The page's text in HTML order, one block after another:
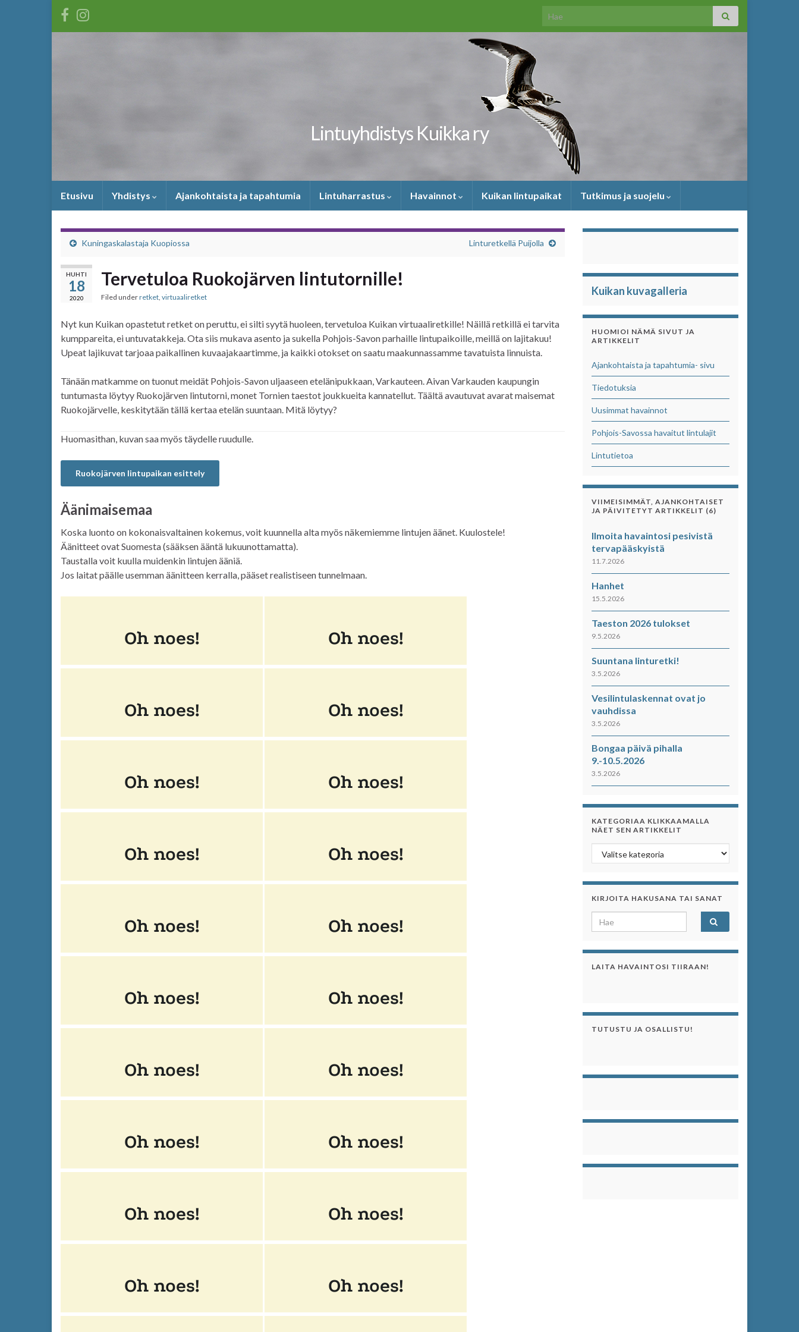
Search for:
Lintuyhdistys Kuikka ry
Etusivu Yhdistys Ajankohtaista ja tapahtumia Lintuharrastus Havainnot Kuikan lintupaikat Tutkimus ja suojelu
Kuningaskalastaja Kuopiossa Linturetkellä Puijolla
HUHTI
18
2020
Tervetuloa Ruokojärven lintutornille!
Filed underretket, virtuaaliretket
Nyt kun Kuikan opastetut retket on peruttu, ei silti syytä huoleen, tervetuloa Kuikan virtuaaliretkille! Näillä retkillä ei tarvita
kumppareita, ei untuvatakkeja. Ota siis mukava asento ja sukella Pohjois-Savon parhaille lintupaikoille, meillä on lajitakuu!
Upeat lajikuvat tarjoaa paikallinen kuvaajakaartimme, ja kaikki otokset on saatu maakunnassamme tavatuista linnuista.
Tänään matkamme on tuonut meidät Pohjois-Savon uljaaseen etelänipukkaan, Varkauteen. Aivan Varkauden kaupungin
tuntumasta löytyy Ruokojärven lintutorni, monet Tornien taestot joukkueita kannatellut. Täältä avautuvat avarat maisemat
Ruokojärvelle, keskitytään tällä kertaa etelän suuntaan. Mitä löytyy?
Huomasithan, kuvan saa myös täydelle ruudulle.
Ruokojärven lintupaikan esittely
Äänimaisemaa
Koska luonto on kokonaisvaltainen kokemus, voit kuunnella alta myös näkemiemme lintujen äänet. Kuulostele!
Äänitteet ovat Suomesta (sääksen ääntä lukuunottamatta).
Taustalla voit kuulla muidenkin lintujen ääniä.
Jos laitat päälle usemman äänitteen kerralla, pääset realistiseen tunnelmaan.
Kuikan kuvagalleria
HUOMIOI NÄMÄ SIVUT JA
ARTIKKELIT
Ajankohtaista ja tapahtumia- sivu
Tiedotuksia
Uusimmat havainnot
Pohjois-Savossa havaitut lintulajit
Lintutietoa
VIIMEISIMMÄT, AJANKOHTAISET
JA PÄIVITETYT ARTIKKELIT (6)
Ilmoita havaintosi pesivistä
tervapääskyistä
11.7.2026
Hanhet
15.5.2026
Taeston 2026 tulokset
9.5.2026
Suuntana linturetki!
3.5.2026
Vesilintulaskennat ovat jo
vauhdissa
3.5.2026
Bongaa päivä pihalla
9.-10.5.2026
3.5.2026
KATEGORIAA KLIKKAAMALLA
NÄET SEN ARTIKKELIT
Kategoriaa klikkaamalla näet sen artikkelit
KIRJOITA HAKUSANA TAI SANAT
Search for:
LAITA HAVAINTOSI TIIRAAN!
TUTUSTU JA OSALLISTU!